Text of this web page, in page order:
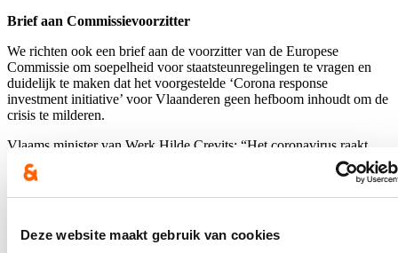
Deze website maakt gebruik van cookies
Brief aan Commissievoorzitter
We richten ook een brief aan de voorzitter van de Europese
Commissie om soepelheid voor staatsteunregelingen te vragen en
duidelijk te maken dat het voorgestelde ‘Corona response
investment initiative’ voor Vlaanderen geen hefboom inhoudt om de
crisis te milderen.
Vlaams minister van Werk Hilde Crevits: “Het coronavirus raakt
steeds meer verspreid in Vlaanderen. De gezondheid van iedereen
staat voorop. Onze bedrijven ondervinden steeds meer impact. Om
hen te ondersteunen en zoveel mogelijk te behoeden voor
aankloppen een overbruggingskrediet te verstrekken omdat ze